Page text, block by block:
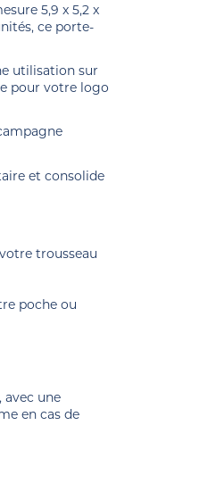
5,9 x 5,2 x
ce porte-
utilisation sur
pour votre logo
et consolide
trousseau
poche ou
une
en cas de